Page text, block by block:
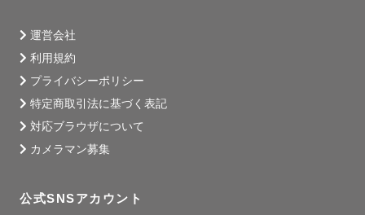
運営会社
利用規約
プライバシーポリシー
特定商取引法に基づく表記
対応ブラウザについて
カメラマン募集
公式SNSアカウント